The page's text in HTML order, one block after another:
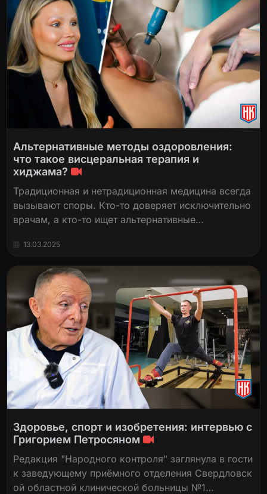
Альтернативные методы оздоровления:
что такое висцеральная терапия и
хиджама?
Традиционная и нетрадиционная медицина всегда
вызывают споры. Кто-то доверяет исключительно
врачам, а кто-то ищет альтернативные…
13.03.2025
Здоровье, спорт и изобретения: интервью с
Григорием Петросяном
Редакция "Народного контроля" заглянула в гости
к заведующему приёмного отделения Свердловск
ой областной клинической больницы №1…